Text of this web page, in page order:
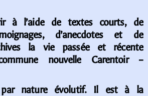
à l’aide de textes courts, de
d’anecdotes et de
la vie passée et récente
nouvelle Carentoir –
nature évolutif. Il est à la